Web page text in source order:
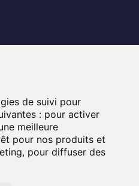
de suivi pour
: pour activer
meilleure
pour nos produits et
, pour diffuser des
Rêves 1,
la-Neuve